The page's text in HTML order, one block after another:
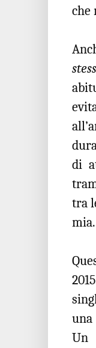
che
di
tra
mia.
una
Un